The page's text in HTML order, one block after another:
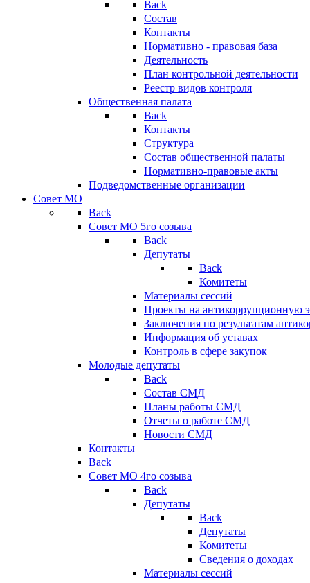
Back
Состав
Контакты
Нормативно - правовая база
Деятельность
План контрольной деятельности
Реестр видов контроля
Общественная палата
Back
Контакты
Структура
Состав общественной палаты
Нормативно-правовые акты
Подведомственные организации
Совет МО
Back
Совет МО 5го созыва
Back
Депутаты
Back
Комитеты
Материалы сессий
Проекты на антикоррупционную
Заключения по результатам
Информация об уставах
Контроль в сфере закупок
Молодые депутаты
Back
Состав СМД
Планы работы СМД
Отчеты о работе СМД
Новости СМД
Контакты
Back
Совет МО 4го созыва
Back
Депутаты
Back
Депутаты
Комитеты
Сведения о доходах
Материалы сессий